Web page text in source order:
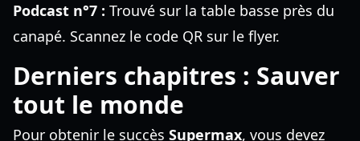
Podcast n°7 : Trouvé sur la table basse près du
canapé. Scannez le code QR sur le flyer.
Derniers chapitres : Sauver
tout le monde
Pour obtenir le succès Supermax, vous devez